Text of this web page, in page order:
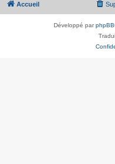
Accueil
Développé parphpBB